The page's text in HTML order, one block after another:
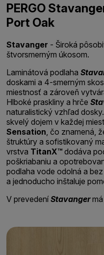
PERGO
Port Oak
Stavanger - Široká
štvorsmerným úkosom.
Laminátová podlaha
doskami a 4-smerným
miestnosť a zároveň
Hlboké praskliny a hrče
naturalistický vzhľad
skvelý dojem v každej
Sensation , čo znamená,
štruktúry a sofistikovaný
vrstva TitanX™ dodáva
poškriabaniu a
podlaha vode odolná a
a jednoducho inštaluje
V prevedeníStavanger